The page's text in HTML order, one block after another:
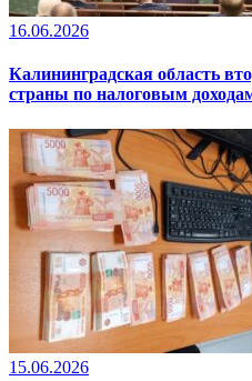
16.06.2026
Калининградская область
страны по налоговым
15.06.2026